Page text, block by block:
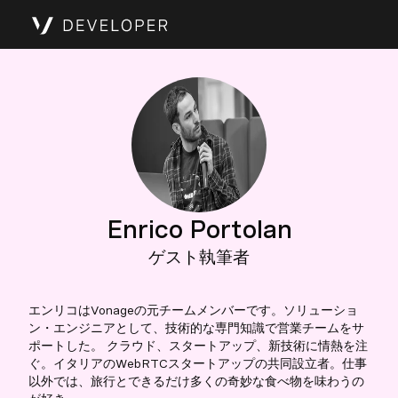
Enrico Portolan
ゲスト執筆者
エンリコはVonageの元チームメンバーです。ソリューショ
ン・エンジニアとして、技術的な専門知識で営業チームをサ
ポートした。 クラウド、スタートアップ、新技術に情熱を注
ぐ。イタリアのWebRTCスタートアップの共同設立者。仕事
以外では、旅行とできるだけ多くの奇妙な食べ物を味わうの